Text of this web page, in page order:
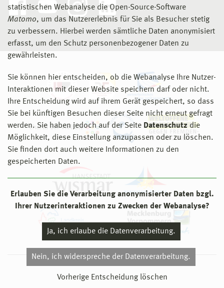
statistischen Webanalyse die Open-Source-Software
Matomo, um das Nutzererlebnis für Sie als Besucher stetig
zu verbessern. Hierbei werden sämtliche Daten anonymisiert
erfasst, um den Schutz personenbezogener Daten zu
gewährleisten.
Sie können hier entscheiden, ob die Webanalyse Ihre Nutzer-
Interaktionen mit dieser Website speichern darf oder nicht.
Ihre Entscheidung wird auf ihrem Gerät gespeichert, so dass
Sie bei künftigen Besuchen dieser Seite nicht erneut gefragt
werden. Sie haben jedoch auf der Seite Datenschutz die
Möglichkeit, diese Einstellung anzupassen oder zu löschen.
Sie finden dort auch weitere Informationen zu den
gespeicherten Daten.
Erlauben Sie die Verarbeitung anonymisierter Daten bzgl.
Ihrer Nutzerinteraktionen zu Zwecken der Webanalyse?
Ja, ich erlaube die Datenverarbeitung.
Nein, ich widerspreche der Datenverarbeitung.
Vorherige Entscheidung löschen